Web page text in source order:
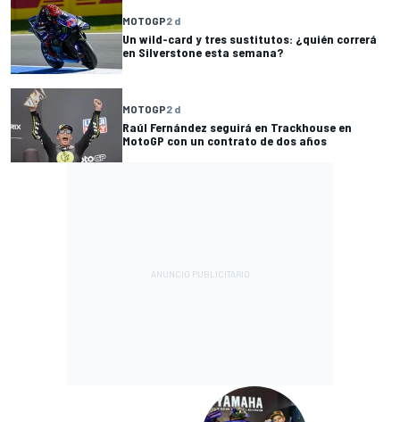
MOTOGP2 d
Un wild-card y tres sustitutos: ¿quién correrá
en Silverstone esta semana?
MOTOGP2 d
Raúl Fernández seguirá en Trackhouse en
MotoGP con un contrato de dos años